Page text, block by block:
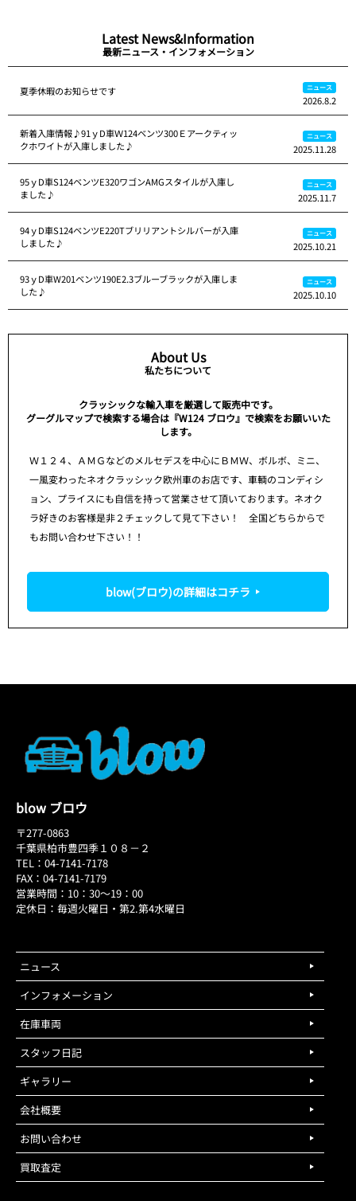
Latest News&Information
最新ニュース・インフォメーション
夏季休暇のお知らせです ニュース
2026.8.2
新着入庫情報♪91ｙD車Ｗ124ベンツ300Ｅアークティッ
クホワイトが入庫しました♪
ニュース
2025.11.28
95ｙD車S124ベンツE320ワゴンAMGスタイルが入庫し
ました♪
ニュース
2025.11.7
94ｙD車S124ベンツE220Tブリリアントシルバーが入庫
しました♪
ニュース
2025.10.21
93ｙD車W201ベンツ190E2.3ブルーブラックが入庫しま
した♪
ニュース
2025.10.10
About Us
私たちについて
クラッシックな輸入車を厳選して販売中です。
グーグルマップで検索する場合は『W124 ブロウ』で検索をお願いいた
します。
Ｗ１２４、ＡＭＧなどのメルセデスを中心にＢＭＷ、ボルボ、ミニ、
一風変わったネオクラッシック欧州車のお店です、車輌のコンディシ
ョン、プライスにも自信を持って営業させて頂いております。ネオク
ラ好きのお客様是非２チェックして見て下さい！ 全国どちらからで
もお問い合わせ下さい！！
blow(ブロウ)の詳細はコチラ
blow ブロウ
〒277-0863
千葉県柏市豊四季１０８－２
TEL：04-7141-7178
FAX：04-7141-7179
営業時間：10：30～19：00
定休日：毎週火曜日・第2.第4水曜日
ニュース
インフォメーション
在庫車両
スタッフ日記
ギャラリー
会社概要
お問い合わせ
買取査定